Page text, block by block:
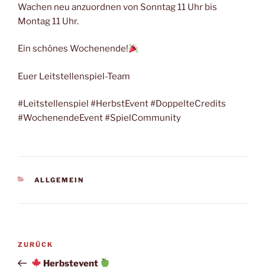
Wachen neu anzuordnen von Sonntag 11 Uhr bis
Montag 11 Uhr.
Ein schönes Wochenende!
Euer Leitstellenspiel-Team
#Leitstellenspiel #HerbstEvent #DoppelteCredits
#WochenendeEvent #SpielCommunity
KATEGORIEN
ALLGEMEIN
Beitragsnavigation
Vorheriger
Beitrag
ZURÜCK
Herbstevent